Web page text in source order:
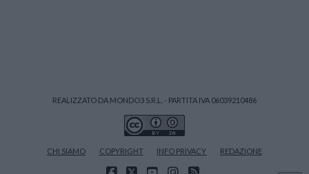
REALIZZATO DA MONDO3 S.R.L. - PARTITA IVA 06039210486
CHI SIAMO COPYRIGHT INFO PRIVACY REDAZIONE